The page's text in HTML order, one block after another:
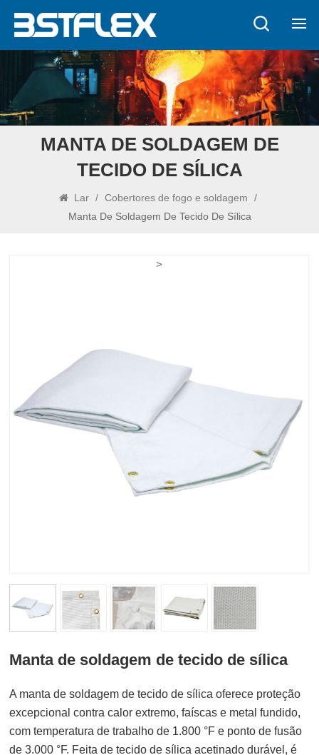
MANTA DE SOLDAGEM DE
TECIDO DE SÍLICA
Lar / Cobertores de fogo e soldagem
/
Manta De Soldagem De Tecido De Sílica
>
Manta de soldagem de tecido de sílica
A manta de soldagem de tecido de sílica oferece proteção
excepcional contra calor extremo, faíscas e metal fundido,
com temperatura de trabalho de 1.800 °F e ponto de fusão
de 3.000 °F. Feita de tecido de sílica acetinado durável, é